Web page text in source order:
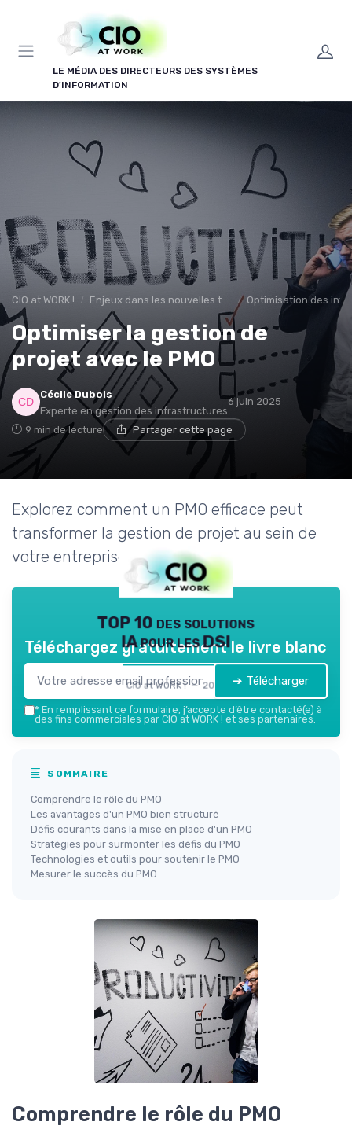
LE MÉDIA DES DIRECTEURS DES SYSTÈMES
D'INFORMATION
CIO at WORK ! Enjeux dans les nouvelles technologies Optimisation des
Optimiser la gestion de
projet avec le PMO
Cécile Dubois
Experte en gestion des infrastructures
6 juin 2025
9 min de lecture Partager cette page
Explorez comment un PMO efficace peut
transformer la gestion de projet au sein de
votre entreprise.
TOP 10 des solutions
IA pour les DSI
CIO at WORK ! — 2026
Téléchargez gratuitement le livre blanc
➔ Télécharger
* En remplissant ce formulaire, j’accepte d’être contacté(e) à
des fins commerciales par CIO at WORK ! et ses partenaires.
SOMMAIRE
Comprendre le rôle du PMO
Les avantages d'un PMO bien structuré
Défis courants dans la mise en place d'un PMO
Stratégies pour surmonter les défis du PMO
Technologies et outils pour soutenir le PMO
Mesurer le succès du PMO
Comprendre le rôle du PMO